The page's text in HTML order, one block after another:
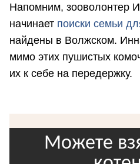
Напомним, зооволонтер
начинает поиски семьи
найдены в Волжском.
мимо этих пушистых
их к себе на передержку.